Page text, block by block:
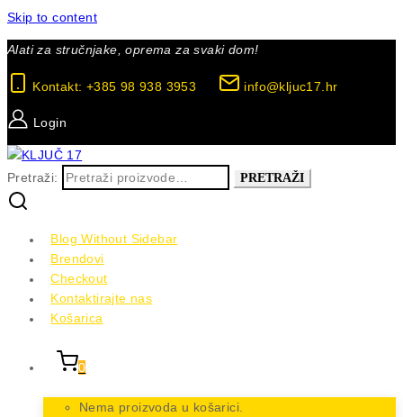
Skip to content
Alati za stručnjake, oprema za svaki dom!
Kontakt: +385 98 938 3953 info@kljuc17.hr
Login
Pretraži: PRETRAŽI
Blog Without Sidebar
Brendovi
Checkout
Kontaktirajte nas
Košarica
0
Nema proizvoda u košarici.